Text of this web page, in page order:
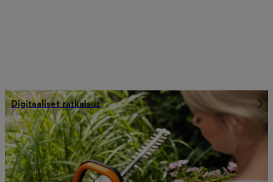
Digitaaliset ratkaisut